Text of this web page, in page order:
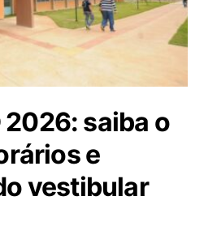
2026: saiba o
e
vestibular